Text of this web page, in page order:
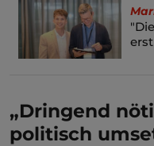
„Dringend
politisch